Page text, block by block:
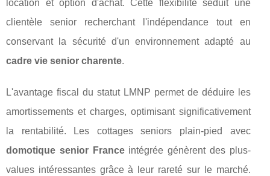
location et option d'achat. Cette flexibilité séduit une
clientèle senior recherchant l'indépendance tout en
conservant la sécurité d'un environnement adapté au
cadre vie senior charente.
L'avantage fiscal du statut LMNP permet de déduire les
amortissements et charges, optimisant significativement
la rentabilité. Les cottages seniors plain-pied avec
domotique senior Franceintégrée génèrent des plus-
values intéressantes grâce à leur rareté sur le marché.